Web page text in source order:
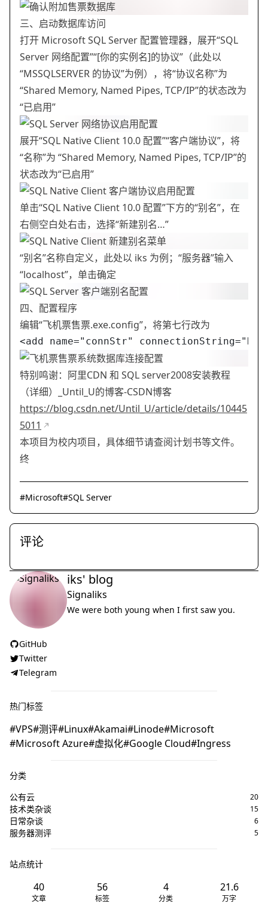
三、启动数据库访问
打开 Microsoft SQL Server 配置管理器，展开“SQL
Server 网络配置”“[你的实例名]的协议”（此处以
“MSSQLSERVER 的协议”为例），将“协议名称”为
“Shared Memory, Named Pipes, TCP/IP”的状态改为
“已启用”
展开“SQL Native Client 10.0 配置”“客户端协议”，将
“名称”为 “Shared Memory, Named Pipes, TCP/IP”的
状态改为“已启用”
单击“SQL Native Client 10.0 配置”下方的“别名”，在
右侧空白处右击，选择“新建别名…”
“别名”名称自定义，此处以 iks 为例；“服务器”输入
“localhost”，单击确定
四、配置程序
编辑“飞机票售票.exe.config”，将第七行改为
<add name="connStr"
特别鸣谢：阿里CDN 和 SQL server2008安装教程
（详细）_Until_U的博客-CSDN博客
https://blog.csdn.net/Until_U/article/details/10445
5011
本项目为校内项目，具体细节请查阅计划书等文件。
终
#Microsoft#SQL Server
评论
iks' blog
Signaliks
We were both young when I first saw you.
GitHub
Twitter
Telegram
热门标签
VPS 测评 Linux Akamai Linode Microsoft
Microsoft Azure 虚拟化 Google Cloud Ingress
分类
公有云
20
技术类杂谈 15
日常杂谈 6
服务器测评 5
站点统计
文章
40
标签
56
分类
4
万字
21.6